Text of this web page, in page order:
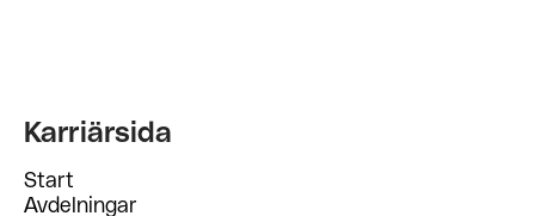
Karriärsida
Start
Avdelningar